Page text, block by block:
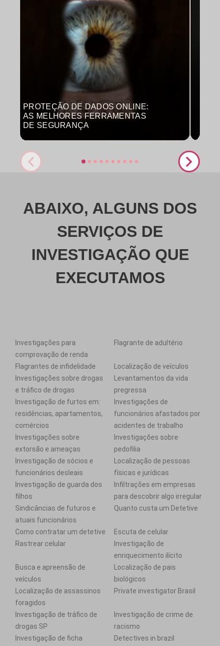
PROTEÇÃO DE DADOS ONLINE:
AS MELHORES FERRAMENTAS
DE SEGURANÇA
ABAIXO, ALGUNS DOS
SERVIÇOS DE
INVESTIGAÇÃO QUE
EXECUTAMOS
Investigações para
comprovação de renda
Flagrante de adultério
Flagrantes de infidelidade
Localização de veículos
Investigações sobre drogas
e tráfico de drogas
Levantamentos da vida
pregressa
Investigação de furtos em:
residências, apartamentos,
comércios
Investigações de
funcionários afastados por
acidentes de trabalho
Investigações sobre
extorsão e ameaças
Investigações sobre
pedofilia
Investigação de sócios e
funcionários desleais
Localização de pessoas
físicas e jurídicas
Investigação de guarda dos
filhos
Infiltrações em empresas
para descobrir algo irregular
Sindicâncias de futuros e
atuais funcionários
Quanto custa um Detetive
Como contratar um detetive
Escuta de celular
Rastrear celular
Investigação de
enriquecimento ilícito
Busca e apreensão de
veículos
Localização de pais
biológicos
Localização de assassinos
foragidos
Private investigator Brasil
Investigação de tráfico de
drogas SP
Investigação de crime de
racismo
Investigação de ficha
Detectives in brazil